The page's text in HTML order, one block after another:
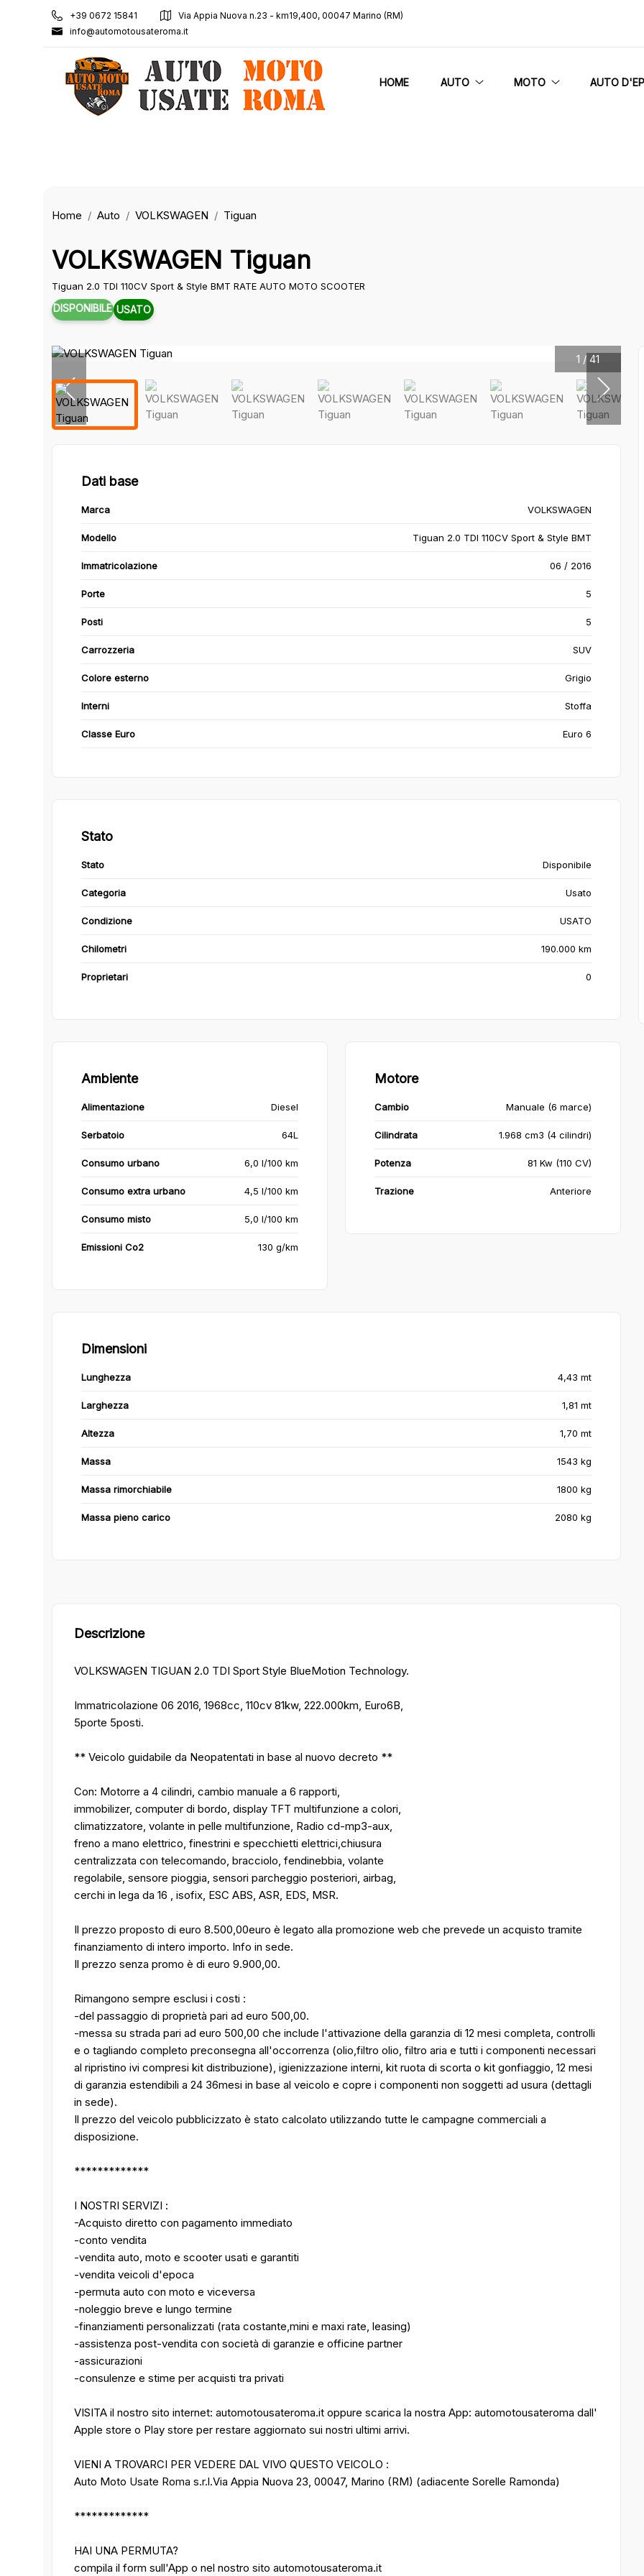
+39 0672 15841
Via Appia Nuova n.23 - km19,400, 00047 Marino (RM)
info@automotousateroma.it
HOME AUTO MOTO AUTO
Home Auto VOLKSWAGEN Tiguan
VOLKSWAGEN Tiguan
Tiguan 2.0 TDI 110CV Sport & Style BMT RATE AUTO MOTO SCOOTER
DISPONIBILE USATO
1 / 41
Dati base
Marca VOLKSWAGEN
Modello Tiguan 2.0 TDI 110CV Sport & Style BMT
Immatricolazione 06 / 2016
Porte 5
Posti 5
Carrozzeria SUV
Colore esterno Grigio
Interni Stoffa
Classe Euro Euro 6
Stato
Stato Disponibile
Categoria Usato
Condizione USATO
Chilometri 190.000 km
Proprietari 0
Ambiente
Alimentazione Diesel
Serbatoio 64L
Consumo urbano 6,0 l/100 km
Consumo extra urbano 4,5 l/100 km
Consumo misto 5,0 l/100 km
Emissioni Co2 130 g/km
Motore
Cambio Manuale (6 marce)
Cilindrata 1.968 cm3 (4 cilindri)
Potenza 81 Kw (110 CV)
Trazione Anteriore
Dimensioni
Lunghezza 4,43 mt
Larghezza 1,81 mt
Altezza 1,70 mt
Massa 1543 kg
Massa rimorchiabile 1800 kg
Massa pieno carico 2080 kg
Descrizione
VOLKSWAGEN TIGUAN 2.0 TDI Sport Style BlueMotion Technology.
Immatricolazione 06 2016, 1968cc, 110cv 81kw, 222.000km, Euro6B,
5porte 5posti.
** Veicolo guidabile da Neopatentati in base al nuovo decreto **
Con: Motorre a 4 cilindri, cambio manuale a 6 rapporti,
immobilizer, computer di bordo, display TFT multifunzione a colori,
climatizzatore, volante in pelle multifunzione, Radio cd-mp3-aux,
freno a mano elettrico, finestrini e specchietti elettrici,chiusura
centralizzata con telecomando, bracciolo, fendinebbia, volante
regolabile, sensore pioggia, sensori parcheggio posteriori, airbag,
cerchi in lega da 16 , isofix, ESC ABS, ASR, EDS, MSR.
Il prezzo proposto di euro 8.500,00euro è legato alla promozione web che prevede un acquisto tramite
finanziamento di intero importo. Info in sede.
Il prezzo senza promo è di euro 9.900,00.
Rimangono sempre esclusi i costi :
-del passaggio di proprietà pari ad euro 500,00.
-messa su strada pari ad euro 500,00 che include l'attivazione della garanzia di 12 mesi completa, controlli
e o tagliando completo preconsegna all'occorrenza (olio,filtro olio, filtro aria e tutti i componenti necessari
al ripristino ivi compresi kit distribuzione), igienizzazione interni, kit ruota di scorta o kit gonfiaggio, 12 mesi
di garanzia estendibili a 24 36mesi in base al veicolo e copre i componenti non soggetti ad usura (dettagli
in sede).
Il prezzo del veicolo pubblicizzato è stato calcolato utilizzando tutte le campagne commerciali a
disposizione.
*************
I NOSTRI SERVIZI :
-Acquisto diretto con pagamento immediato
-conto vendita
-vendita auto, moto e scooter usati e garantiti
-vendita veicoli d'epoca
-permuta auto con moto e viceversa
-noleggio breve e lungo termine
-finanziamenti personalizzati (rata costante,mini e maxi rate, leasing)
-assistenza post-vendita con società di garanzie e officine partner
-assicurazioni
-consulenze e stime per acquisti tra privati
VISITA il nostro sito internet: automotousateroma.it oppure scarica la nostra App: automotousateroma dall'
Apple store o Play store per restare aggiornato sui nostri ultimi arrivi.
VIENI A TROVARCI PER VEDERE DAL VIVO QUESTO VEICOLO :
Auto Moto Usate Roma s.r.l.Via Appia Nuova 23, 00047, Marino (RM) (adiacente Sorelle Ramonda)
*************
HAI UNA PERMUTA?
compila il form sull'App o nel nostro sito automotousateroma.it